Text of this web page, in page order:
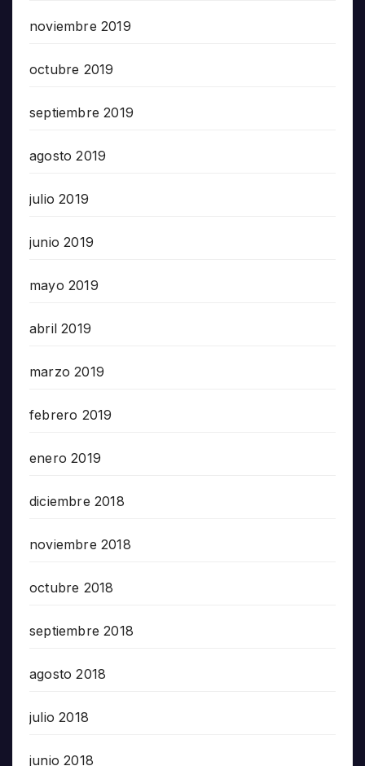
noviembre 2019
octubre 2019
septiembre 2019
agosto 2019
julio 2019
junio 2019
mayo 2019
abril 2019
marzo 2019
febrero 2019
enero 2019
diciembre 2018
noviembre 2018
octubre 2018
septiembre 2018
agosto 2018
julio 2018
junio 2018